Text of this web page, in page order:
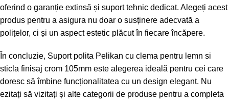
oferind o garanție extinsă și suport tehnic dedicat. Alegeți acest
produs pentru a asigura nu doar o susținere adecvată a
polițelor, ci și un aspect estetic plăcut în fiecare încăpere.
În concluzie, Suport polita Pelikan cu clema pentru lemn si
sticla finisaj crom 105mm este alegerea ideală pentru cei care
doresc să îmbine funcționalitatea cu un design elegant. Nu
ezitați să vizitați și alte categorii de produse pentru a completa